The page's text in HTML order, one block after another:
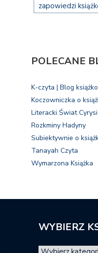
zapowiedzi
POLECANE
K-czyta | Blog
Koczowniczka o
Literacki Świat Cyrysi
Rozkminy Hadyny
Subiektywnie o
Tanayah Czyta
Wymarzona Książka
WYBIERZ